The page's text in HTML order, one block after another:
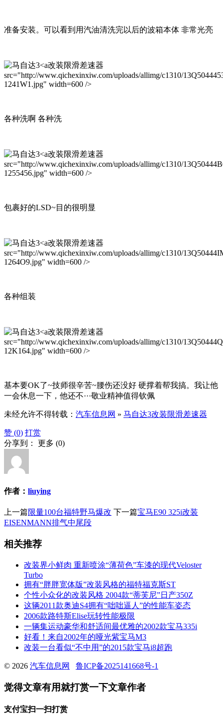
准备安装。可以看到用汽油清洗完以后的波箱本体 非常光亮
改装限滑差速器
src="http://www.qichexinxiw.com/uploads/allimg/c1310/
1241W1.jpg" width=600 />
各种洗啊 各种洗
改装限滑差速器
src="http://www.qichexinxiw.com/uploads/allimg/c1310/
1255456.jpg" width=600 />
包裹好的LSD~目的很明显
改装限滑差速器
src="http://www.qichexinxiw.com/uploads/allimg/c1310/
1264O9.jpg" width=600 />
各种组装
改装限滑差速器
src="http://www.qichexinxiw.com/uploads/allimg/c1310/
12K164.jpg" width=600 />
基本要OK了~技师很辛苦~腰伤还没好 硬撑着帮我搞。我让他
一会休息一下，他还不···敬业精神值得钦佩
未经允许不得转载： 汽车信息网 » 马自达3改装限滑差速器
赞 (0) 打赏
分享到： 更多 (0)
作者： liuying
上一篇限量100台福特野马爆改 下一篇宝马E90 325i改装
EISENMANN排气中尾段
相关推荐
改装界小鲜肉 重新喷涂“薄荷色”车漆的现代Veloster
Turbo
拥有“胖胖宽体版”改装风格的福特福克斯ST
个性小众化的改装风格 2004款“蒂芙尼”日产350Z
这辆2011款奥迪S4拥有“咄咄逼人”的性能车姿态
2006款路特斯Elise玩转性能极限
一辆集运动豪华和舒适间最优雅的2002款宝马335i
好看！来自2002年的哑光紫宝马M3
改装一台看似“不中用”的2015款宝马i8超跑
© 2026 汽车信息网 鲁ICP备2025141668号-1
觉得文章有用就打赏一下文章作者
支付宝扫一扫打赏